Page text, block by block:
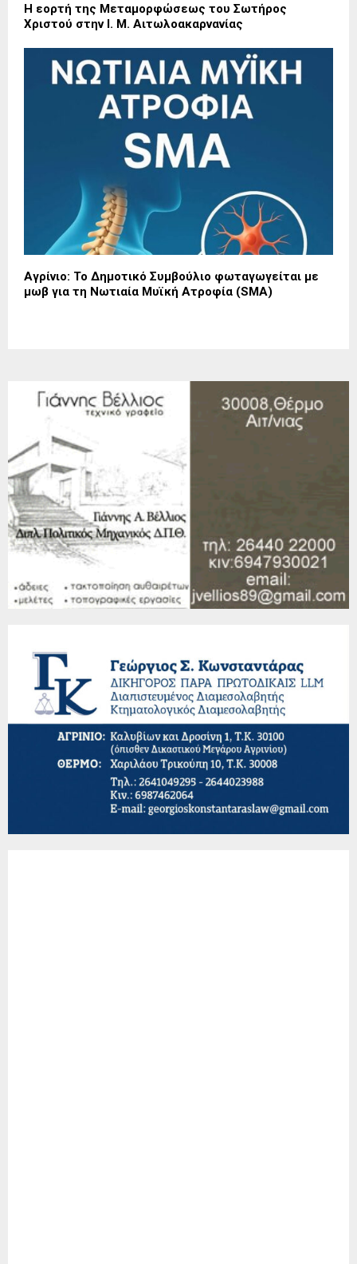
Η εορτή της Μεταμορφώσεως του Σωτήρος
Χριστού στην Ι. Μ. Αιτωλοακαρνανίας
Αγρίνιο: Το Δημοτικό Συμβούλιο φωταγωγείται με
μωβ για τη Νωτιαία Μυϊκή Ατροφία (SMA)